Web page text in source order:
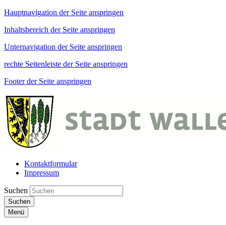
Hauptnavigation der Seite anspringen
Inhaltsbereich der Seite anspringen
Unternavigation der Seite anspringen
rechte Seitenleiste der Seite anspringen
Footer der Seite anspringen
Kontaktformular
Impressum
Suchen
Suchen
Menü